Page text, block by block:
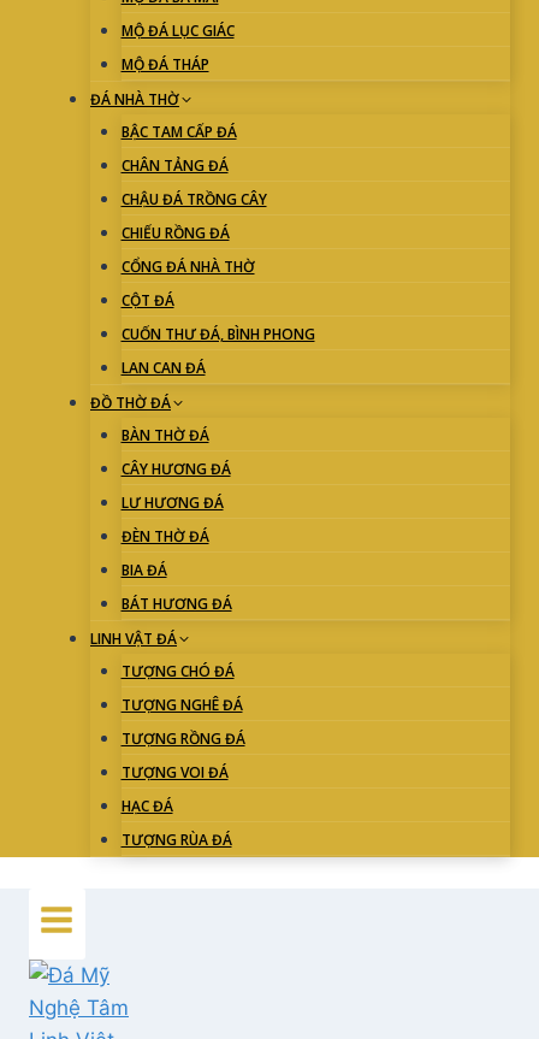
MỘ ĐÁ LỤC GIÁC
MỘ ĐÁ THÁP
ĐÁ NHÀ THỜ
BẬC TAM CẤP ĐÁ
CHÂN TẢNG ĐÁ
CHẬU ĐÁ TRỒNG CÂY
CHIẾU RỒNG ĐÁ
CỔNG ĐÁ NHÀ THỜ
CỘT ĐÁ
CUỐN THƯ ĐÁ, BÌNH PHONG
LAN CAN ĐÁ
ĐỒ THỜ ĐÁ
BÀN THỜ ĐÁ
CÂY HƯƠNG ĐÁ
LƯ HƯƠNG ĐÁ
ĐÈN THỜ ĐÁ
BIA ĐÁ
BÁT HƯƠNG ĐÁ
LINH VẬT ĐÁ
TƯỢNG CHÓ ĐÁ
TƯỢNG NGHÊ ĐÁ
TƯỢNG RỒNG ĐÁ
TƯỢNG VOI ĐÁ
HẠC ĐÁ
TƯỢNG RÙA ĐÁ